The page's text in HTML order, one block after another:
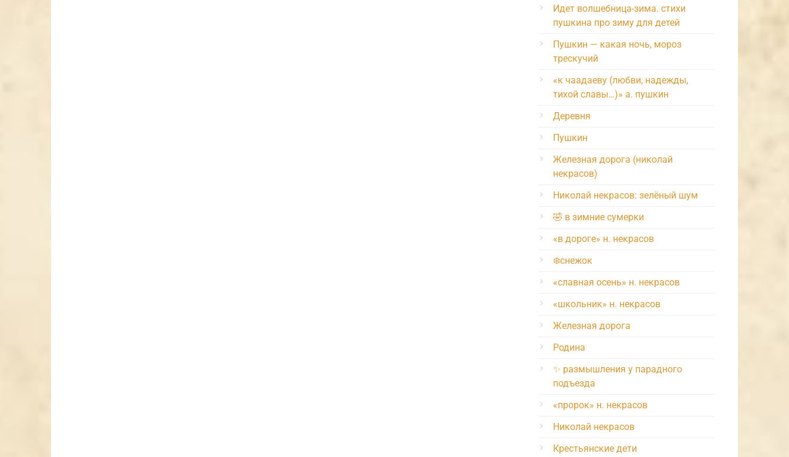
Идет волшебница-зима. стихи
пушкина про зиму для детей
Пушкин — какая ночь, мороз
трескучий
«к чаадаеву (любви, надежды,
тихой славы…)» а. пушкин
Деревня
Пушкин
Железная дорога (николай
некрасов)
Николай некрасов: зелёный шум
🤣 в зимние сумерки
«в дороге» н. некрасов
❄️снежок
«славная осень» н. некрасов
«школьник» н. некрасов
Железная дорога
Родина
✨ размышления у парадного
подъезда
«пророк» н. некрасов
Николай некрасов
Крестьянские дети